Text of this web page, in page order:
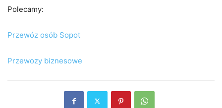
Polecamy:
Przewóz osób Sopot
Przewozy biznesowe